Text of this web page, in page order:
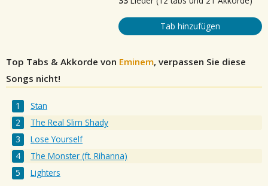
Tab hinzufügen
Top Tabs & Akkorde von Eminem, verpassen Sie diese
Songs nicht!
Stan
The Real Slim Shady
Lose Yourself
The Monster (ft. Rihanna)
Lighters